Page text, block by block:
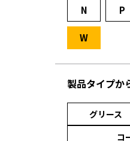
N P
W
製品タイプか
グリース
コ